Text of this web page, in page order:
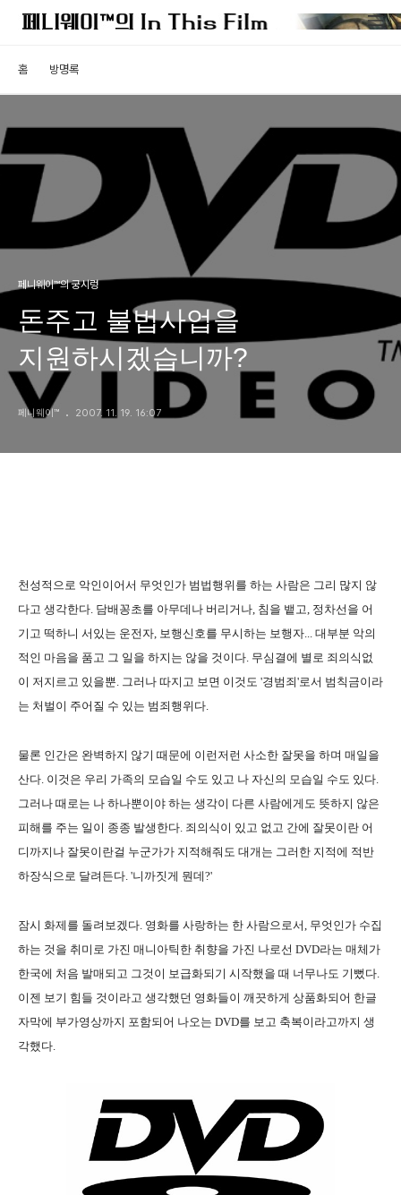
홈 방명록
페니웨이™의 궁시렁
돈주고 불법사업을
지원하시겠습니까?
페니웨이™ 2007. 11. 19. 16:07
천성적으로 악인이어서 무엇인가 범법행위를 하는 사람은 그리 많지 않
다고 생각한다. 담배꽁초를 아무데나 버리거나, 침을 뱉고, 정차선을 어
기고 떡하니 서있는 운전자, 보행신호를 무시하는 보행자... 대부분 악의
적인 마음을 품고 그 일을 하지는 않을 것이다. 무심결에 별로 죄의식없
이 저지르고 있을뿐. 그러나 따지고 보면 이것도 '경범죄'로서 범칙금이라
는 처벌이 주어질 수 있는 범죄행위다.
물론 인간은 완벽하지 않기 때문에 이런저런 사소한 잘못을 하며 매일을
산다. 이것은 우리 가족의 모습일 수도 있고 나 자신의 모습일 수도 있다.
그러나 때로는 나 하나뿐이야 하는 생각이 다른 사람에게도 뜻하지 않은
피해를 주는 일이 종종 발생한다. 죄의식이 있고 없고 간에 잘못이란 어
디까지나 잘못이란걸 누군가가 지적해줘도 대개는 그러한 지적에 적반
하장식으로 달려든다. '니까짓게 뭔데?'
잠시 화제를 돌려보겠다. 영화를 사랑하는 한 사람으로서, 무엇인가 수집
하는 것을 취미로 가진 매니아틱한 취향을 가진 나로선 DVD라는 매체가
한국에 처음 발매되고 그것이 보급화되기 시작했을 때 너무나도 기뻤다.
이젠 보기 힘들 것이라고 생각했던 영화들이 깨끗하게 상품화되어 한글
자막에 부가영상까지 포함되어 나오는 DVD를 보고 축복이라고까지 생
각했다.